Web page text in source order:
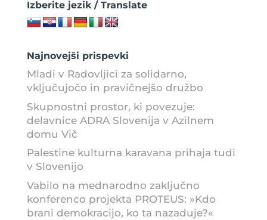
Izberite jezik / Translate
Najnovejši prispevki
Mladi v Radovljici za solidarno,
vključujočo in pravičnejšo družbo
Skupnostni prostor, ki povezuje:
delavnice ADRA Slovenija v Azilnem
domu Vič
Palestine kulturna karavana prihaja tudi
v Slovenijo
Vabilo na mednarodno zaključno
konferenco projekta PROTEUS: »Kdo
brani demokracijo, ko ta nazaduje?«